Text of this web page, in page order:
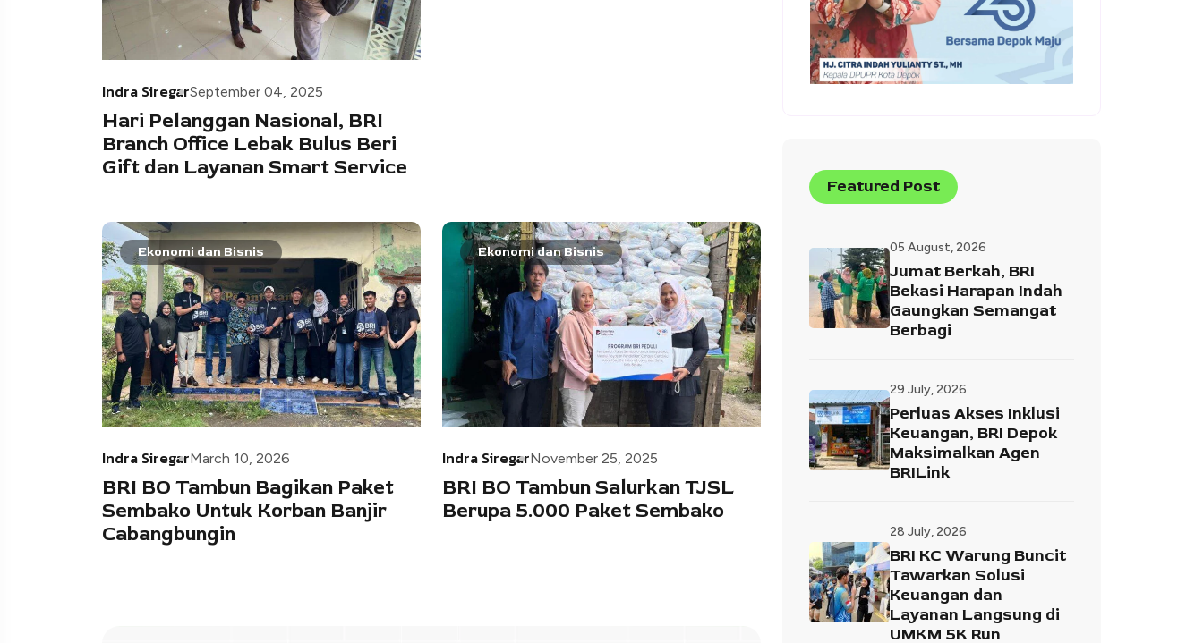
Indra SiregarSeptember 04, 2025
Hari Pelanggan Nasional, BRI
Branch Office Lebak Bulus Beri
Gift dan Layanan Smart Service
Ekonomi dan Bisnis
Indra SiregarMarch 10, 2026
BRI BO Tambun Bagikan Paket
Sembako Untuk Korban Banjir
Cabangbungin
Ekonomi dan Bisnis
Indra SiregarNovember 25, 2025
BRI BO Tambun Salurkan TJSL
Berupa 5.000 Paket Sembako
Featured Post
05 August, 2026
Jumat Berkah, BRI
Bekasi Harapan Indah
Gaungkan Semangat
Berbagi
29 July, 2026
Perluas Akses Inklusi
Keuangan, BRI Depok
Maksimalkan Agen
BRILink
28 July, 2026
BRI KC Warung Buncit
Tawarkan Solusi
Keuangan dan
Layanan Langsung di
UMKM 5K Run